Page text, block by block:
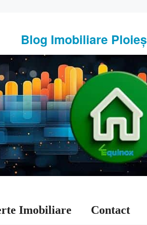
Blog Imobiliare
Imobiliare Contact